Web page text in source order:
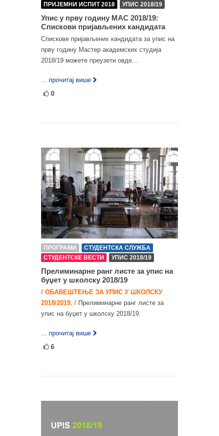
ПРИЈЕМНИ ИСПИТ 2018
УПИС 2018/19
Упис у прву годину МАС 2018/19:
Спискови пријављених кандидата
Спискове пријављених кандидата за упис на
прву годину Мастер академских студија
2018/19 можете преузети овде...
... прочитај више
0
ПРОГРАМИ
СТУДЕНТСКА СЛУЖБА
СТУДЕНТСКЕ ВЕСТИ
УПИС 2018/19
Прелиминарне ранг листе за упис на
буџет у школску 2018/19
/ ОБАВЕШТЕЊЕ ЗА УПИС У ШКОЛСКУ
2018/2019. / Прелиминарне ранг листе за
упис на буџет у школску 2018/19.
... прочитај више
6